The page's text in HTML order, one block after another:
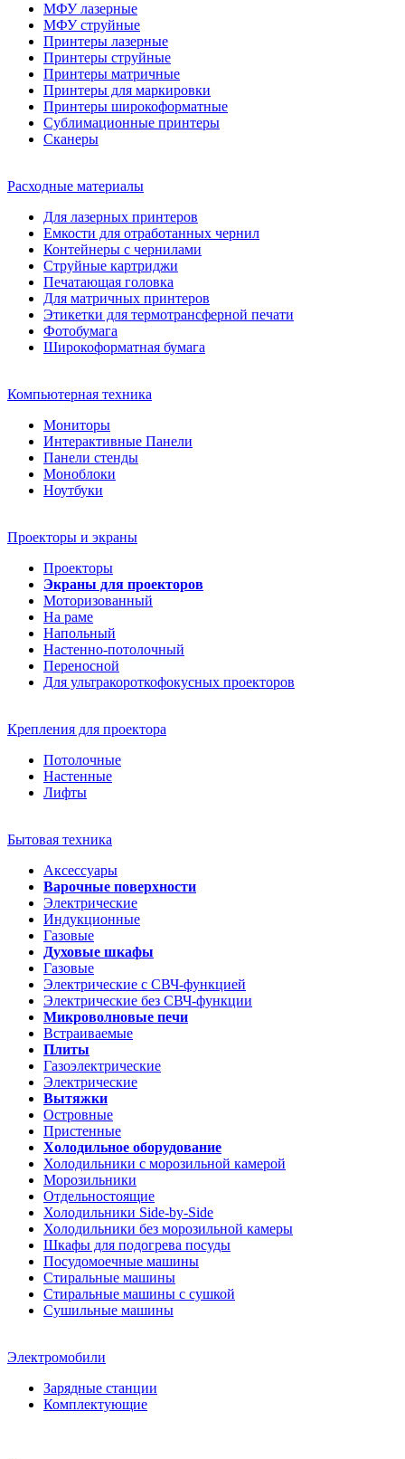
МФУ лазерные
МФУ струйные
Принтеры лазерные
Принтеры струйные
Принтеры матричные
Принтеры для маркировки
Принтеры широкоформатные
Сублимационные принтеры
Сканеры
Расходные материалы
Для лазерных принтеров
Емкости для отработанных чернил
Контейнеры с чернилами
Струйные картриджи
Печатающая головка
Для матричных принтеров
Этикетки для термотрансферной печати
Фотобумага
Широкоформатная бумага
Компьютерная техника
Мониторы
Интерактивные Панели
Панели стенды
Моноблоки
Ноутбуки
Проекторы и экраны
Проекторы
Экраны для проекторов
Моторизованный
На раме
Напольный
Настенно-потолочный
Переносной
Для ультракороткофокусных проекторов
Крепления для проектора
Потолочные
Настенные
Лифты
Бытовая техника
Аксессуары
Варочные поверхности
Электрические
Индукционные
Газовые
Духовые шкафы
Газовые
Электрические с СВЧ-функцией
Электрические без СВЧ-функции
Микроволновые печи
Встраиваемые
Плиты
Газоэлектрические
Электрические
Вытяжки
Островные
Пристенные
Холодильное оборудование
Холодильники с морозильной камерой
Морозильники
Отдельностоящие
Холодильники Side-by-Side
Холодильники без морозильной камеры
Шкафы для подогрева посуды
Посудомоечные машины
Стиральные машины
Стиральные машины c сушкой
Сушильные машины
Электромобили
Зарядные станции
Комплектующие